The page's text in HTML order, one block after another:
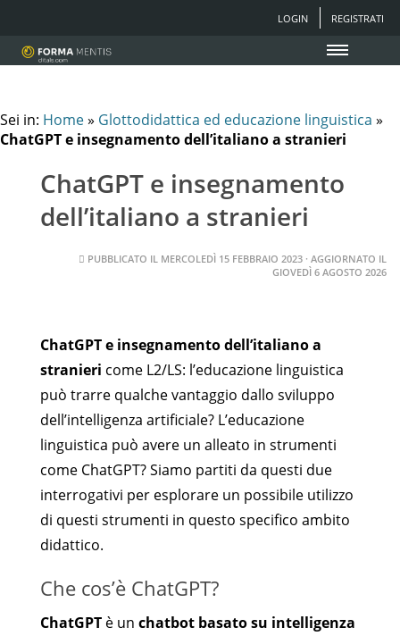
LOGIN REGISTRATI
Sei in: Home» Glottodidattica ed educazione linguistica »
ChatGPT e insegnamento dell’italiano a stranieri
ChatGPT e insegnamento
dell’italiano a stranieri
PUBBLICATO IL MERCOLEDÌ 15 FEBBRAIO 2023 · AGGIORNATO IL
GIOVEDÌ 6 AGOSTO 2026
ChatGPT e insegnamento dell’italiano a
stranieri come L2/LS: l’educazione linguistica
può trarre qualche vantaggio dallo sviluppo
dell’intelligenza artificiale? L’educazione
linguistica può avere un alleato in strumenti
come ChatGPT? Siamo partiti da questi due
interrogativi per esplorare un possibile utilizzo
di questi strumenti in questo specifico ambito
didattico.
Che cos’è ChatGPT?
ChatGPT è un chatbot basato su intelligenza